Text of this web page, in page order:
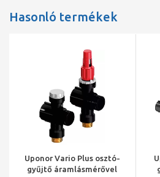
Hasonló termékek
Uponor Vario Plus osztó-
gyűjtő áramlásmérővel